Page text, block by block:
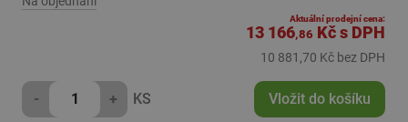
Aktuální prodejní cena:
13 166,86 Kčs DPH
10 881,70 Kč bez DPH
- + KS Vložit do košíku